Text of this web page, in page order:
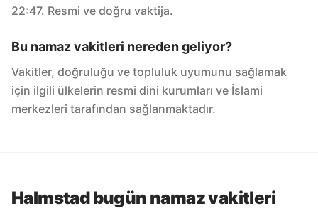
22:47. Resmi ve doğru vaktija.
Bu namaz vakitleri nereden geliyor?
Vakitler, doğruluğu ve topluluk uyumunu sağlamak
için ilgili ülkelerin resmi dini kurumları ve İslami
merkezleri tarafından sağlanmaktadır.
Halmstad bugün namaz vakitleri